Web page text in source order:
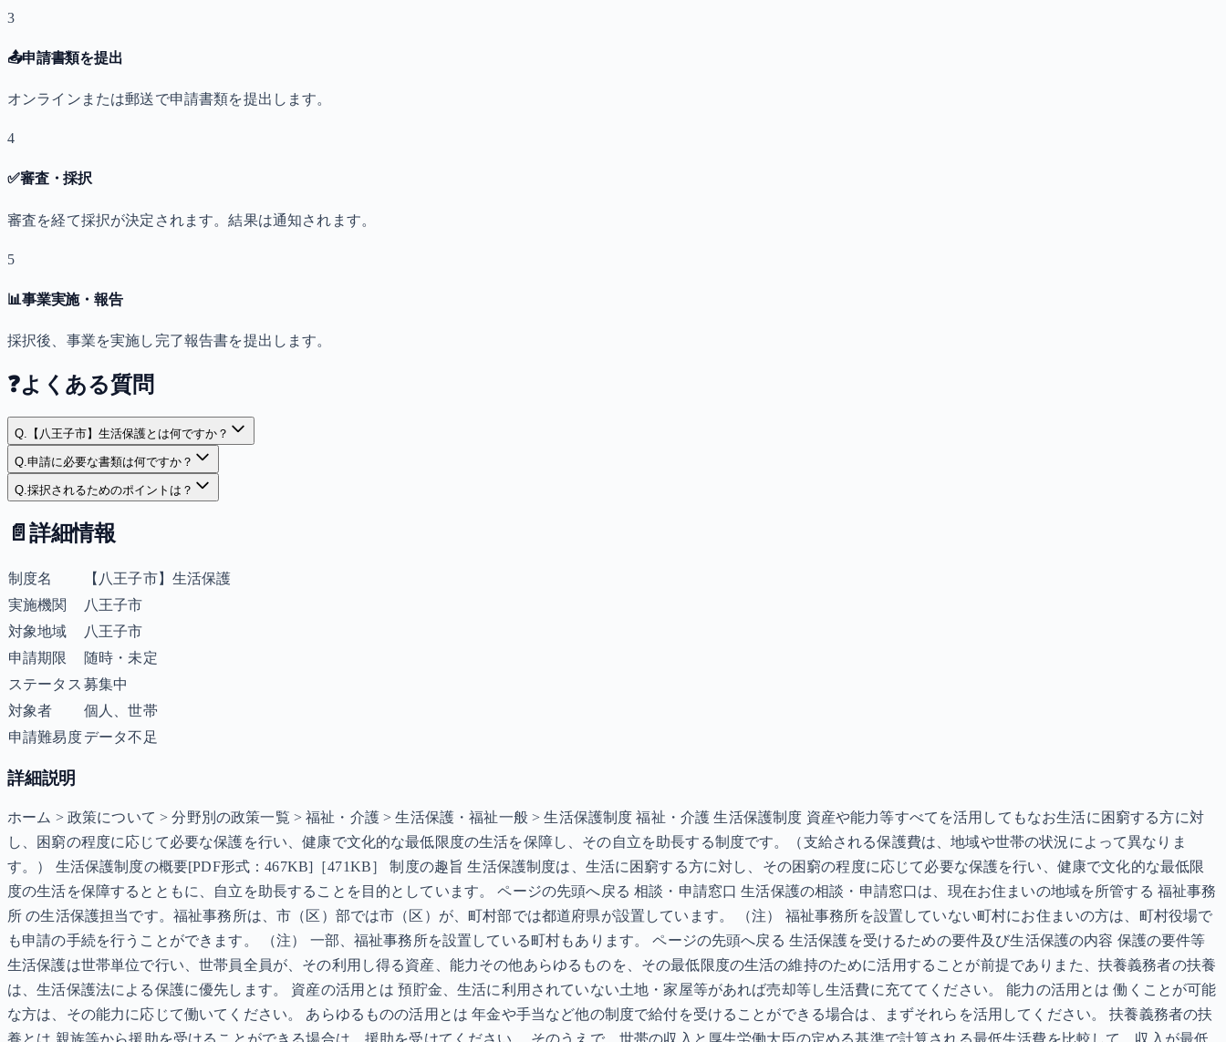
3
📤申請書類を提出
オンラインまたは郵送で申請書類を提出します。
4
✅審査・採択
審査を経て採択が決定されます。結果は通知されます。
5
📊事業実施・報告
採択後、事業を実施し完了報告書を提出します。
❓よくある質問
Q. 【八王子市】生活保護とは何ですか？
Q.申請に必要な書類は何ですか？
Q.採択されるためのポイントは？
📄 詳細情報
制度名
【八王子市】生活保護
実施機関
八王子市
対象地域
八王子市
申請期限
随時・未定
ステータス 募集中
対象者
個人、世帯
申請難易度データ不足
詳細説明
ホーム > 政策について > 分野別の政策一覧 > 福祉・介護 > 生活保護・福祉一般 > 生活保護制度 福祉・介護 生活保護制度 資産や能力等すべてを活用してもなお生活に困窮する方に対
し、困窮の程度に応じて必要な保護を行い、健康で文化的な最低限度の生活を保障し、その自立を助長する制度です。（支給される保護費は、地域や世帯の状況によって異なりま
す。） 生活保護制度の概要[PDF形式：467KB]［471KB］ 制度の趣旨 生活保護制度は、生活に困窮する方に対し、その困窮の程度に応じて必要な保護を行い、健康で文化的な最低限
度の生活を保障するとともに、自立を助長することを目的としています。 ページの先頭へ戻る 相談・申請窓口 生活保護の相談・申請窓口は、現在お住まいの地域を所管する 福祉事務
所 の生活保護担当です。福祉事務所は、市（区）部では市（区）が、町村部では都道府県が設置しています。 （注） 福祉事務所を設置していない町村にお住まいの方は、町村役場で
も申請の手続を行うことができます。 （注） 一部、福祉事務所を設置している町村もあります。 ページの先頭へ戻る 生活保護を受けるための要件及び生活保護の内容 保護の要件等
生活保護は世帯単位で行い、世帯員全員が、その利用し得る資産、能力その他あらゆるものを、その最低限度の生活の維持のために活用することが前提でありまた、扶養義務者の扶養
は、生活保護法による保護に優先します。 資産の活用とは 預貯金、生活に利用されていない土地・家屋等があれば売却等し生活費に充ててください。 能力の活用とは 働くことが可能
な方は、その能力に応じて働いてください。 あらゆるものの活用とは 年金や手当など他の制度で給付を受けることができる場合は、まずそれらを活用してください。 扶養義務者の扶